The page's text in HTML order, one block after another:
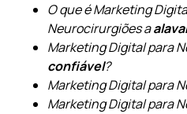
O que é Marketing
Neurocirurgiões a
Marketing Digital para
confiável?
Marketing Digital para
Marketing Digital para